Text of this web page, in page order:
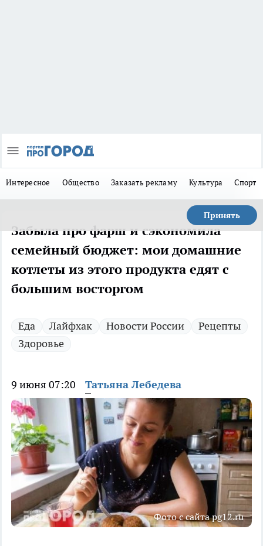
Интересное Общество Заказать рекламу Культура Спорт
Принять
Забыла про фарш и сэкономила
семейный бюджет: мои домашние
котлеты из этого продукта едят с
большим восторгом
Еда Лайфхак Новости России
Рецепты
Здоровье
9 июня 07:20 Татьяна Лебедева
Фото с сайта pg12.ru